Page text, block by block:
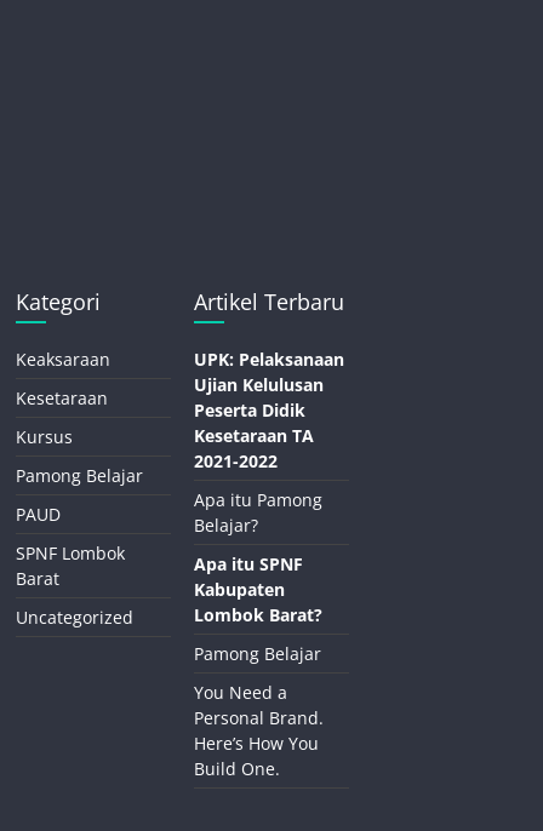
Kategori
Keaksaraan
Kesetaraan
Kursus
Pamong Belajar
PAUD
SPNF Lombok
Barat
Uncategorized
Artikel Terbaru
UPK: Pelaksanaan
Ujian Kelulusan
Peserta Didik
Kesetaraan TA
2021-2022
Apa itu Pamong
Belajar?
Apa itu SPNF
Kabupaten
Lombok Barat?
Pamong Belajar
You Need a
Personal Brand.
Here’s How You
Build One.